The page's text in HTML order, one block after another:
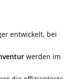
entwickelt, bei
werden im